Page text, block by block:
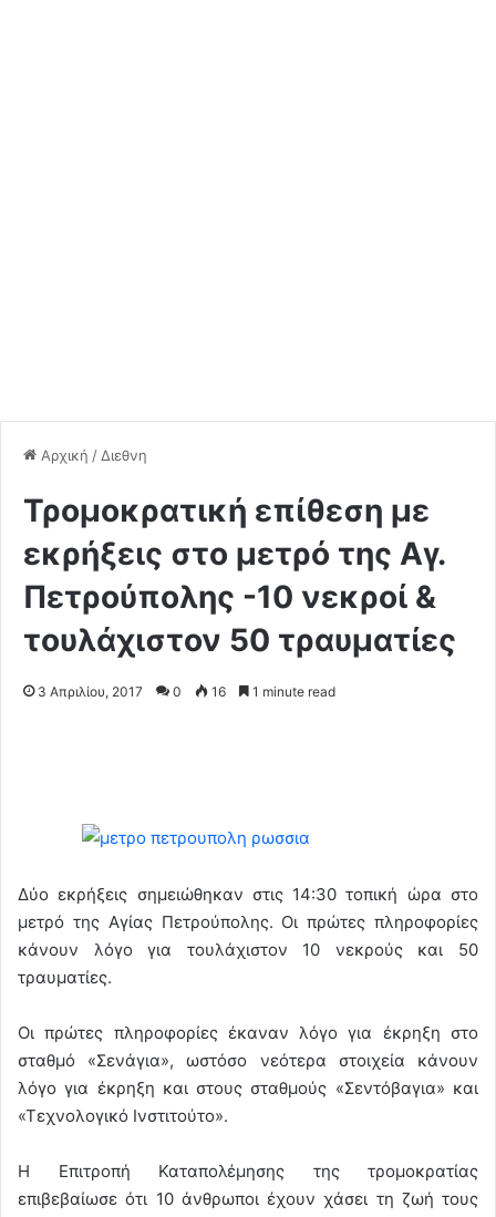
Αρχική / Διεθνη
Τρομοκρατική επίθεση με
εκρήξεις στο μετρό της Αγ.
Πετρούπολης -10 νεκροί &
τουλάχιστον 50 τραυματίες
3 Απριλίου, 2017 0 16 1 minute read
Δύο εκρήξεις σημειώθηκαν στις 14:30 τοπική ώρα στο
μετρό της Αγίας Πετρούπολης. Οι πρώτες πληροφορίες
κάνουν λόγο για τουλάχιστον 10 νεκρούς και 50
τραυματίες.
Οι πρώτες πληροφορίες έκαναν λόγο για έκρηξη στο
σταθμό «Σενάγια», ωστόσο νεότερα στοιχεία κάνουν
λόγο για έκρηξη και στους σταθμούς «Σεντόβαγια» και
«Τεχνολογικό Ινστιτούτο».
Η Επιτροπή Καταπολέμησης της τρομοκρατίας
επιβεβαίωσε ότι 10 άνθρωποι έχουν χάσει τη ζωή τους